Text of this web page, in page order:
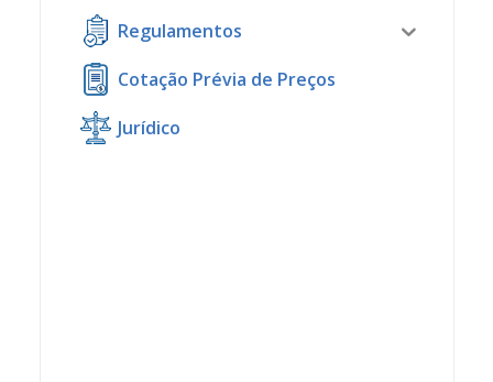
Regulamentos
Cotação Prévia de Preços
Jurídico